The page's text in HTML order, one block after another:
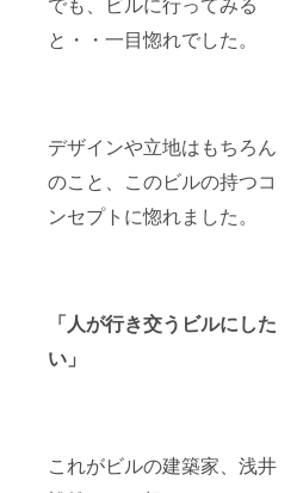
と・・一目惚れでした。
デザインや立地はもちろん
のこと、このビルの持つコ
ンセプトに惚れました。
「人が行き交うビルにした
い」
これがビルの建築家、浅井